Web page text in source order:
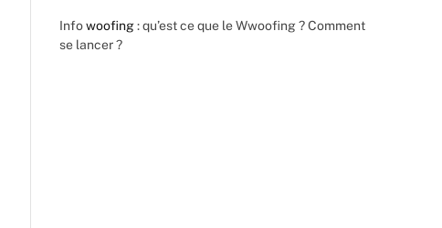
Infowoofing: qu’est ce que le Wwoofing ? Comment
se lancer ?